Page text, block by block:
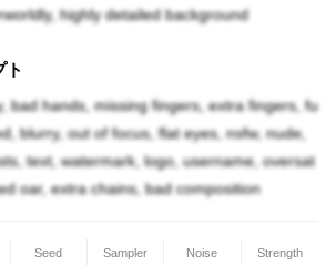
highly detailed background
ト
bad hands, missing fingers, extra fingers, fu
blurry, out of focus, flat eyes, nsfw, nude,
text, watermark, logo, username, oversat
oar, extra chains, bad composition
Seed Sampler Noise Strength